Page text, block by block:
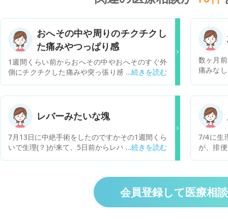
おへその中や周りのチクチクし
た痛みやつっぱり感
1週間くらい前からおへその中やおへそのすぐ外
側にチクチクした痛みや突っ張り感が出るように
す。 同じ頃から下痢や軟便になり今は便秘３日目
です。おへそのすぐ上あたりに何かが詰まってる
ような苦しさがあり食後にひどくなります。食後
苦しくて吐きたいという気持ちになります。
元々、機能性ディスペプシアと過敏性腸症候群が
あるため、胃腸が張ったり苦しくなったり、下痢
や腹痛はよくあるのでその影響かと思っていたの
症状が出ておへそ周りピンポイントでというのは
あまりなかったので気になっています。便秘もた
まにはあるけどいつもは快便な方だと思います。
数ヶ月
痛みな
レバーみたいな塊
7月13日に中絶手術をしたのですかその1週間くら
いで生理(？)が来て、5日前からレバーみたいな塊
そのせいなのか仕事に出勤したくても、だるさ、
眠気、嫌悪感、それらがあって仕事が出来なくな
ってます。 立ちくらみも酷くて困ってます、 も
し、病院に行くとしたら、中絶手術を行った場所
7/4に生
が、排
小さめ
しませ
れる日
で心配
会員登録して医療相